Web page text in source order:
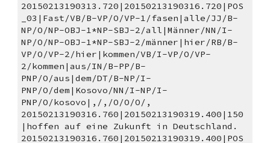
20150213190313.720|20150213190316.720|POS
_03|Fast/VB/B-VP/O/VP-1/fasen|alle/JJ/B-
NP/O/NP-OBJ-1*NP-SBJ-2/all|Männer/NN/I-
NP/O/NP-OBJ-1*NP-SBJ-2/männer|hier/RB/B-
VP/O/VP-2/hier|kommen/VB/I-VP/O/VP-
2/kommen|aus/IN/B-PP/B-
PNP/O/aus|dem/DT/B-NP/I-
PNP/O/dem|Kosovo/NN/I-NP/I-
PNP/O/kosovo|,/,/O/O/O/,
20150213190316.760|20150213190319.400|150
|hoffen auf eine Zukunft in Deutschland.
20150213190316.760|20150213190319.400|POS